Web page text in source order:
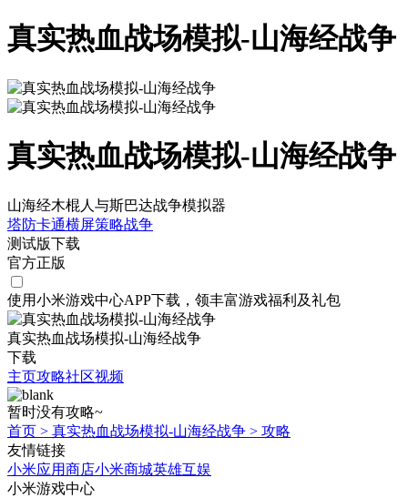
真实热血战场模拟-山海经战争
真实热血战场模拟-山海经战争
山海经木棍人与斯巴达战争模拟器
塔防卡通横屏策略战争
测试版下载
官方正版
使用小米游戏中心APP下载 ，领丰富游戏福利 及礼包
真实热血战场模拟-山海经战争
下载
主页攻略社区视频
暂时没有攻略~
首页 > 真实热血战场模拟-山海经战争 > 攻略
友情链接
小米应用商店小米商城英雄互娱
小米游戏中心